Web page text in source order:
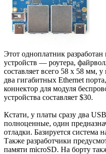
Этот одноплатник разработан
устройств — роутера,
составляет всего 58 x 58 мм,
два гигабитных Ethernet
коннектор для модуля
устройства составляет $30.
Кстати, у платы сразу два
полноценные, один
отладки. Базируется система
Также разработчики
памяти microSD. На борту